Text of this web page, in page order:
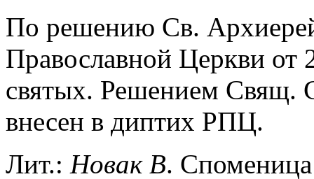
По решению Св.
Православной Церкви от
святых. Решением Свящ.
внесен в диптих РПЦ.
Лит.: Новак В. Споменица